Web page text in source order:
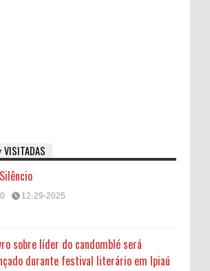
VISITADAS
0 12-29-2025
sobre líder do candomblé será
durante festival literário em Ipiaú